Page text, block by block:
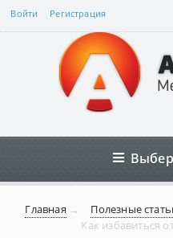
Войти Регистрация
Главная → Полезные
Как избавиться